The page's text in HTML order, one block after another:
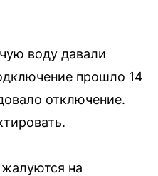
воду давали
прошло 14
отключение.
на